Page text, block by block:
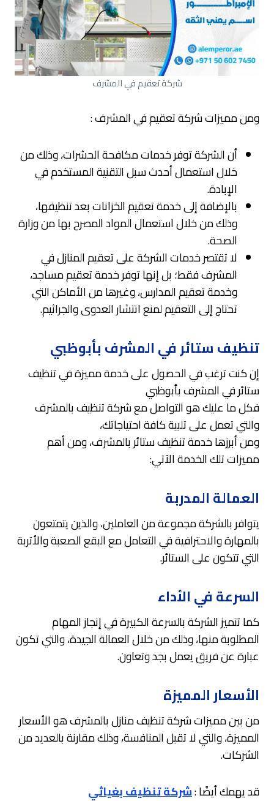
شركة تعقيم في المشرف
ومن مميزات شركة تعقيم في المشرف :
أن الشركة توفر خدمات مكافحة الحشرات، وذلك من
خلال استعمال أحدث سبل التقنية المستخدم في
الإبادة.
بالإضافة إلى خدمة تعقيم الخزانات بعد تنظيفها،
وذلك من خلال استعمال المواد المصرح بها من وزارة
الصحة.
لا تقتصر خدمات الشركة على تعقيم المنازل في
المشرف فقط؛ بل إنها توفر خدمة تعقيم مساجد،
وخدمة تعقيم المدارس، وغيرها من الأماكن التي
تحتاج إلى التعقيم لمنع انتشار العدوى والجراثيم.
تنظيف ستائر في المشرف بأبوظبي
إن كنت ترغب في الحصول على خدمة مميزة في تنظيف
ستائر في المشرف بأبوظبي
فكل ما عليك هو التواصل مع شركة تنظيف بالمشرف
والتي تعمل على تلبية كافة احتياجاتك،
ومن أبرزها خدمة تنظيف ستائر بالمشرف، ومن أهم
مميزات تلك الخدمة الآتي:
العمالة المدربة
يتوافر بالشركة مجموعة من العاملين، والذين يتمتعون
بالمهارة والاحترافية في التعامل مع البقع الصعبة والأتربة
التي تتكون على الستائر.
السرعة في الأداء
كما تتميز الشركة بالسرعة الكبيرة في إنجاز المهام
المطلوبة منها، وذلك من خلال العمالة الجيدة، والتي تكون
عبارة عن فريق يعمل بجد وتعاون.
الأسعار المميزة
من بين مميزات شركة تنظيف منازل بالمشرف هو الأسعار
المميزة، والتي لا تقبل المنافسة، وذلك مقارنة بالعديد من
الشركات.
قد يهمك أيضًا :شركة تنظيف بغياثي